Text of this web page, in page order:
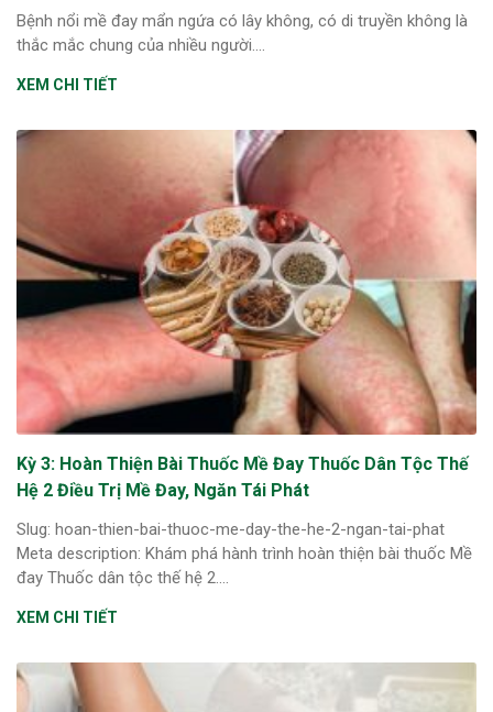
Sau Sinh Có Tự Khỏi
Thông Tin Cần Biết
sau sinh là tình trạng viêm da
phổ biến, khiến đôi bàn tay,
của chị em trở nên khô...
Bệnh nổi mề đay mẩn ngứa có lây không, có di truyền không là
thắc mắc chung của nhiều người....
XEM CHI TIẾT
Kỳ 3: Hoàn Thiện Bài Thuốc Mề Đay Thuốc Dân Tộc Thế
Hệ 2 Điều Trị Mề Đay, Ngăn Tái Phát
Slug: hoan-thien-bai-thuoc-me-day-the-he-2-ngan-tai-phat
Meta description: Khám phá hành trình hoàn thiện bài thuốc Mề
đay Thuốc dân tộc thế hệ 2....
XEM CHI TIẾT